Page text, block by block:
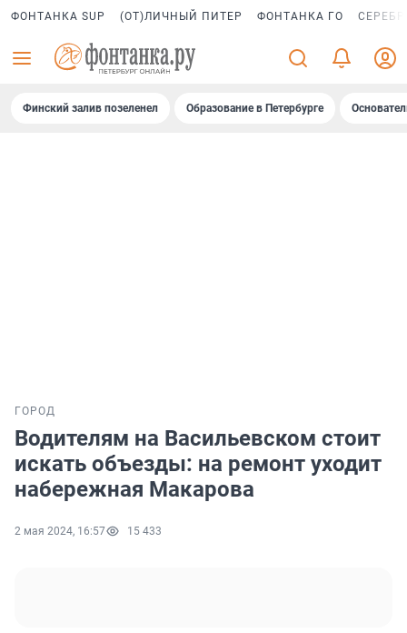
ФОНТАНКА SUP (ОТ)ЛИЧНЫЙ ПИТЕР ФОНТАНКА ГО
Финский залив позеленел Образование в Петербурге
ГОРОД
Водителям на Васильевском стоит
искать объезды: на ремонт уходит
набережная Макарова
2 мая 2024, 16:57 15 433